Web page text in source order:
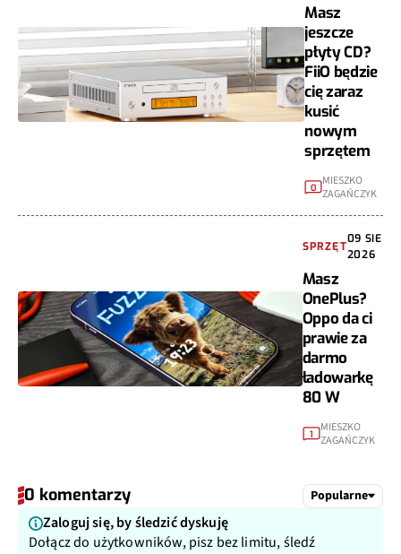
Masz
jeszcze
płyty CD?
FiiO będzie
cię zaraz
kusić
nowym
sprzętem
0 MIESZKO
ZAGAŃCZYK
SPRZĘT
09 SIE
2026
Masz
OnePlus?
Oppo da ci
prawie za
darmo
ładowarkę
80 W
1
MIESZKO
ZAGAŃCZYK
0 komentarzy Popularne
Zaloguj się, by śledzić dyskuję
Dołącz do użytkowników, pisz bez limitu, śledź